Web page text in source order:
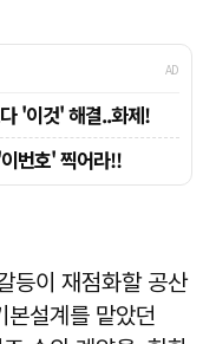
등이 재점화할 공산
설계를 맡았던